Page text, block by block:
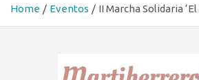
Home Eventos II Marcha Solidaria